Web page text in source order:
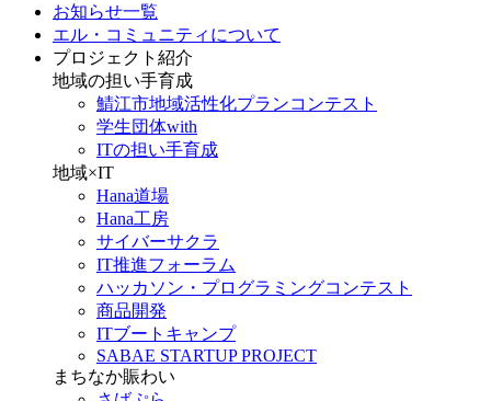
お知らせ一覧
エル・コミュニティについて
プロジェクト紹介
地域の担い手育成
鯖江市地域活性化プランコンテスト
学生団体with
ITの担い手育成
地域×IT
Hana道場
Hana工房
サイバーサクラ
IT推進フォーラム
ハッカソン・プログラミングコンテスト
商品開発
ITブートキャンプ
SABAE STARTUP PROJECT
まちなか賑わい